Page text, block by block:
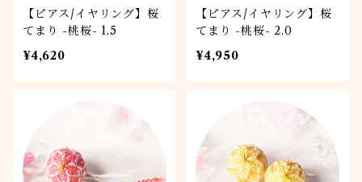
【ピアス/イヤリング】桜
てまり -桃桜- 1.5
¥4,620
【ピアス/イヤリング】桜
てまり -桃桜- 2.0
¥4,950